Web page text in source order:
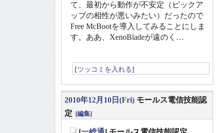
て、最初から動作が不安定（ピックア
ップの相性が悪いみたい）だったので
Free McBootを導入してみることにしま
す。ああ、XenoBladeが遠のく…
[ツッコミを入れる]
2010年12月10日(Fri) モールス電信技能認
定 [編集]